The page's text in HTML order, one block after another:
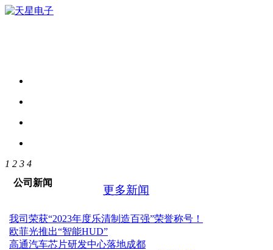
1 2 3 4
公司新闻
更多新闻
我司荣获“2023年度乐清制造百强”荣誉称号！
欧菲光推出“智能HUD”
高通汽车芯片研发中心落地成都